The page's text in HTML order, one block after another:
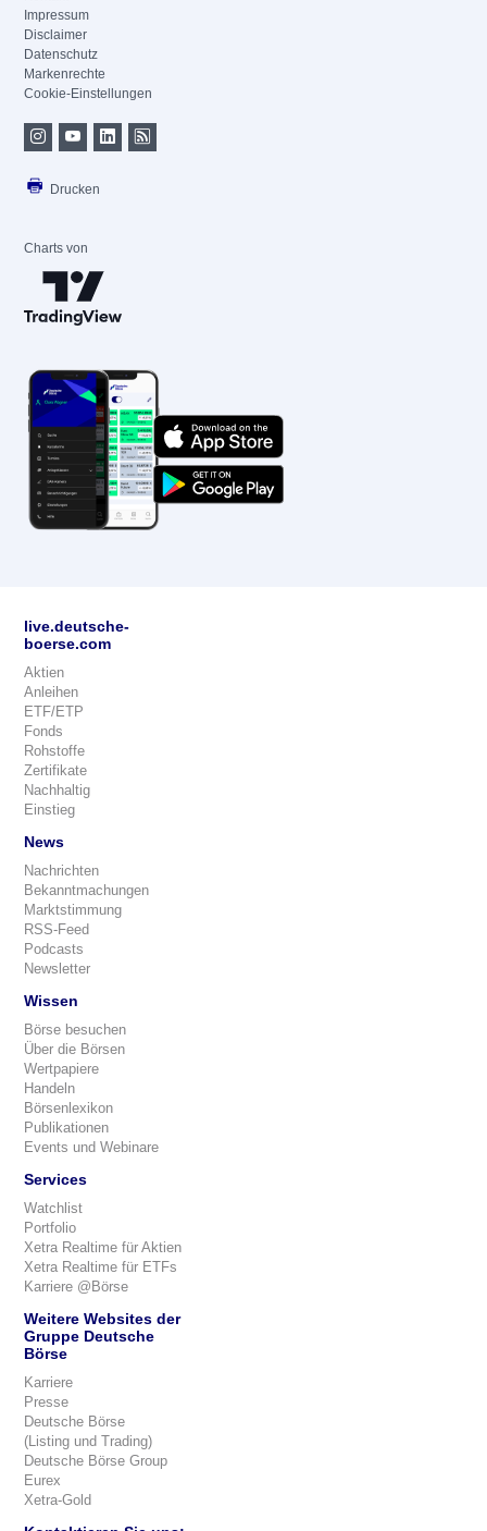
Impressum
Disclaimer
Datenschutz
Markenrechte
Cookie-Einstellungen
Drucken
Charts von
live.deutsche-
boerse.com
Aktien
Anleihen
ETF/ETP
Fonds
Rohstoffe
Zertifikate
Nachhaltig
Einstieg
News
Nachrichten
Bekanntmachungen
Marktstimmung
RSS-Feed
Podcasts
Newsletter
Wissen
Börse besuchen
Über die Börsen
Wertpapiere
Handeln
Börsenlexikon
Publikationen
Events und Webinare
Services
Watchlist
Portfolio
Xetra Realtime für Aktien
Xetra Realtime für ETFs
Karriere @Börse
Weitere Websites der
Gruppe Deutsche
Börse
Karriere
Presse
Deutsche Börse
(Listing und Trading)
Deutsche Börse Group
Eurex
Xetra-Gold